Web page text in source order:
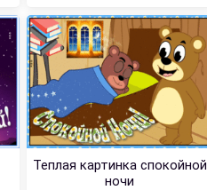
Теплая картинка спокойной
ночи